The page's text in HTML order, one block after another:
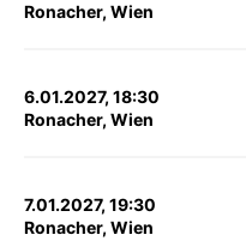
Ronacher, Wien
6.01.2027, 18:30
Ronacher, Wien
7.01.2027, 19:30
Ronacher, Wien